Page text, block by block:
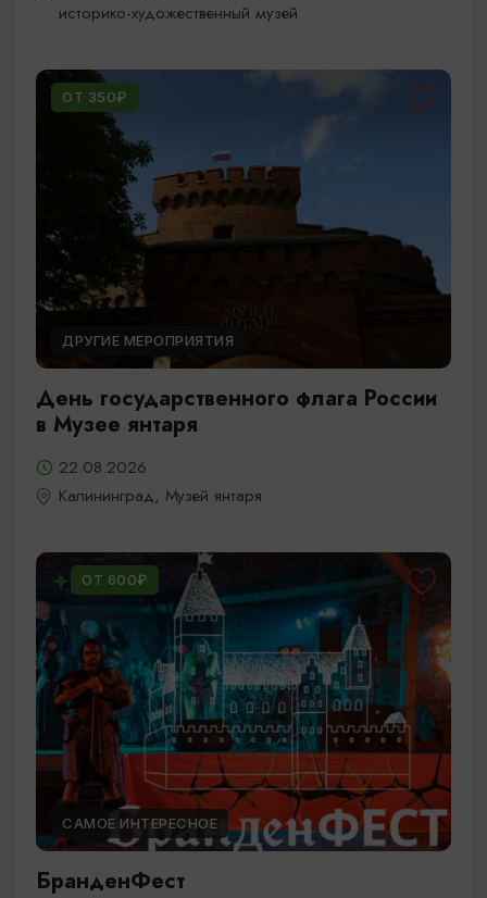
историко-художественный музей
ОТ 350₽
ДРУГИЕ МЕРОПРИЯТИЯ
День государственного флага России
в Музее янтаря
22.08.2026
Калининград, Музей янтаря
ОТ 600₽
САМОЕ ИНТЕРЕСНОЕ
БранденФест